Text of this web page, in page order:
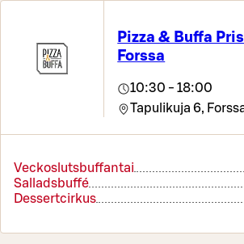
Pizza & Buffa
Forssa
10:30 - 18:00
Tapulikuja 6,
Veckoslutsbuffantai
Salladsbuffé
Dessertcirkus